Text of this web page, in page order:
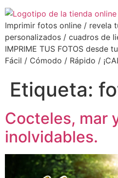
Imprimir fotos online / revela
personalizados / cuadros de
IMPRIME TUS FOTOS
Fácil / Cómodo / Rápido /
Etiqueta:
Cocteles, mar
inolvidables.